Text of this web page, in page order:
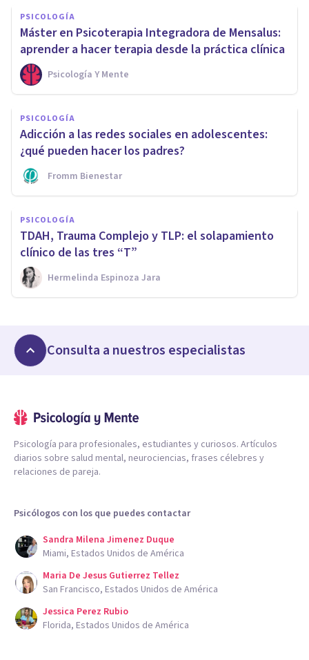
PSICOLOGÍA
Máster en Psicoterapia Integradora de Mensalus:
aprender a hacer terapia desde la práctica clínica
Psicología Y Mente
PSICOLOGÍA
Adicción a las redes sociales en adolescentes:
¿qué pueden hacer los padres?
Fromm Bienestar
PSICOLOGÍA
TDAH, Trauma Complejo y TLP: el solapamiento
clínico de las tres “T”
Hermelinda Espinoza Jara
Consulta a nuestros especialistas
Psicología para profesionales, estudiantes y curiosos. Artículos
diarios sobre salud mental, neurociencias, frases célebres y
relaciones de pareja.
Psicólogos con los que puedes contactar
Sandra Milena Jimenez Duque
Miami, Estados Unidos de América
Maria De Jesus Gutierrez Tellez
San Francisco, Estados Unidos de América
Jessica Perez Rubio
Florida, Estados Unidos de América